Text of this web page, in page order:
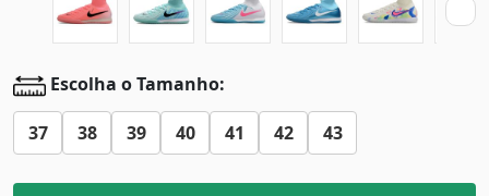
Escolha o Tamanho:
37 38 39 40 41 42 43